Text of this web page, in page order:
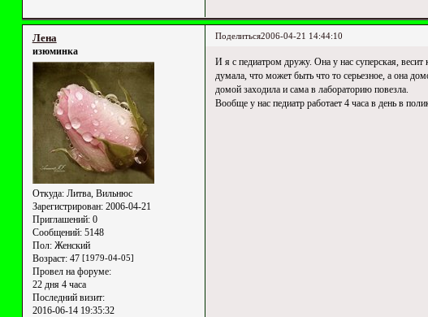
Поделиться2006-04-21 14:44:10
Лена
изюминка
Откуда:Литва, Вильнюс
Зарегистрирован: 2006-04-21
Приглашений:0
Сообщений:5148
Пол:Женский
Возраст:47 [1979-04-05]
Провел на форуме:
22 дня 4 часа
Последний визит:
2016-06-14 19:35:32
И я с педиатром дружу. Она у нас суперская,
думала, что может быть что то серьезное, а она
домой заходила и сама в лабораторию повезла.
Вообще у нас педиатр работает 4 часа в день в